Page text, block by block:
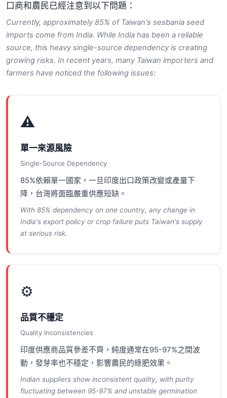
口商和農民已經注意到以下問題：
Currently, approximately 85% of Taiwan's sesbania seed
imports come from India. While India has been a reliable
source, this heavy single-source dependency is creating
growing risks. In recent years, many Taiwan importers and
farmers have noticed the following issues:
⚠
單一來源風險
Single-Source Dependency
85%依賴單一國家，一旦印度出口政策改變或產量下
降，台灣將面臨嚴重供應短缺。
With 85% dependency on one country, any change in
India's export policy or crop failure puts Taiwan's supply
at serious risk.
⚙
品質不穩定
Quality Inconsistencies
印度供應商品質參差不齊，純度通常在95-97%之間波
動，發芽率也不穩定，影響農民的綠肥效果。
Indian suppliers show inconsistent quality, with purity
fluctuating between 95-97% and unstable germination